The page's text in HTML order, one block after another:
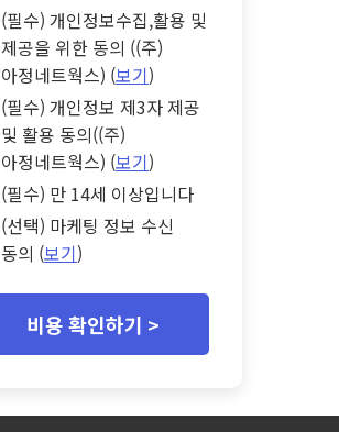
(필수) 개인정보수집,활용 및
제공을 위한 동의 ((주)
아정네트웍스) (보기)
(필수) 개인정보 제3자 제공
및 활용 동의((주)
아정네트웍스) (보기)
(필수) 만 14세 이상입니다
(선택) 마케팅 정보 수신
동의 (보기)
비용 확인하기 >